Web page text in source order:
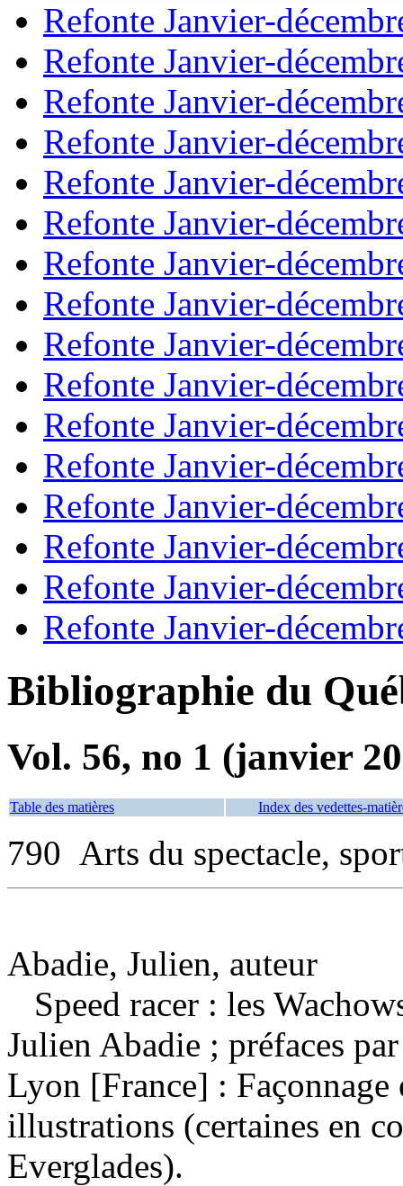
Refonte Janvier-
Refonte Janvier-
Refonte Janvier-
Refonte Janvier-
Refonte Janvier-
Refonte Janvier-
Refonte Janvier-
Refonte Janvier-
Refonte Janvier-
Refonte Janvier-
Refonte Janvier-
Refonte Janvier-
Refonte Janvier-
Refonte Janvier-
Refonte Janvier-
Refonte Janvier-
Bibliographie du
Vol. 56, no 1 (janvier
Table des matières Index des vedettes-
790 Arts du spectacle,
Abadie, Julien, auteur
Speed racer : les
Julien Abadie ; préfaces
Lyon [France] :
illustrations (certaines en
Everglades).